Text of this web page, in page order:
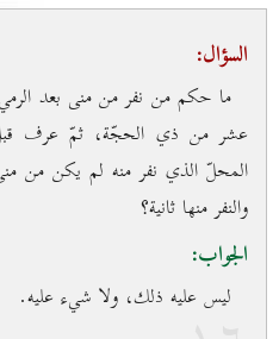
السؤال:
ما حكم من نفر من منى بعد الرمي
عشر من ذي الحجّة، ثمّ عرف
المحلّ الذي نفر منه لم يكن من
والنفر منها ثانية؟
الجواب:
ليس عليه ذلك، ولا شيء عليه.